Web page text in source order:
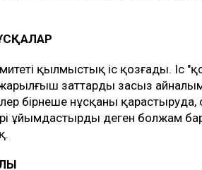
қылмыстық іс қозғады. Іс
"жарылғыш заттарды заңсыз
бірнеше нұсқаны
ұйымдастырды деген болжам